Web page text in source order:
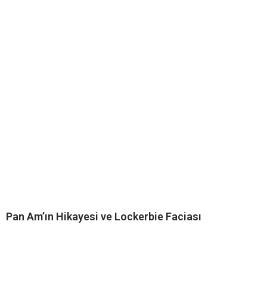
Pan Am’ın Hikayesi ve Lockerbie Faciası